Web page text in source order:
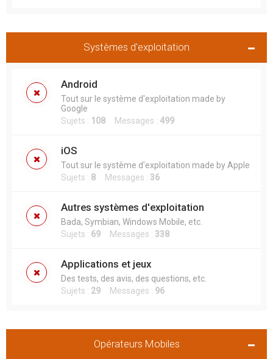
Systèmes d'exploitation
Android
Tout sur le système d'exploitation made by
Google
Sujets : 108 Messages : 499
iOS
Tout sur le système d'exploitation made by Apple
Sujets : 8 Messages : 36
Autres systèmes d'exploitation
Bada, Symbian, Windows Mobile, etc.
Sujets : 69 Messages : 338
Applications et jeux
Des tests, des avis, des questions, etc.
Sujets : 29 Messages : 96
Opérateurs Mobiles